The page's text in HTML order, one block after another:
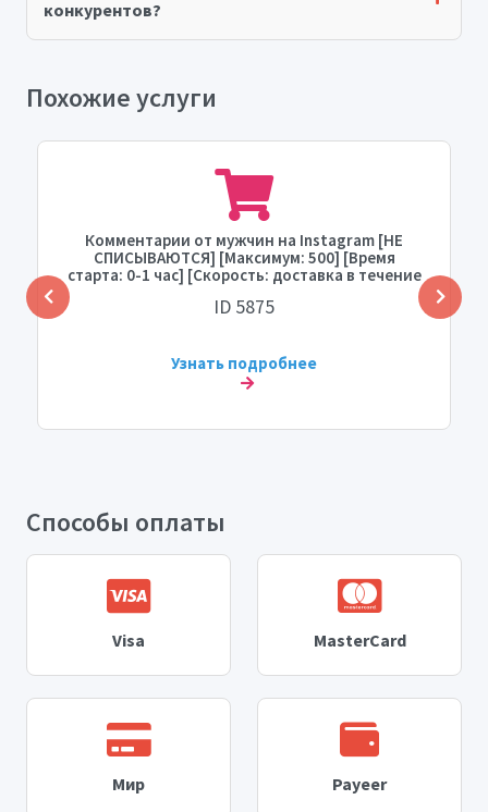
конкурентов?
Похожие услуги
Комментарии от мужчин на Instagram [НЕ
СПИСЫВАЮТСЯ] [Максимум: 500] [Время
старта: 0-1 час] [Скорость: доставка в течение
ID 5875
Узнать подробнее
Способы оплаты
Visa MasterCard
Мир Payeer